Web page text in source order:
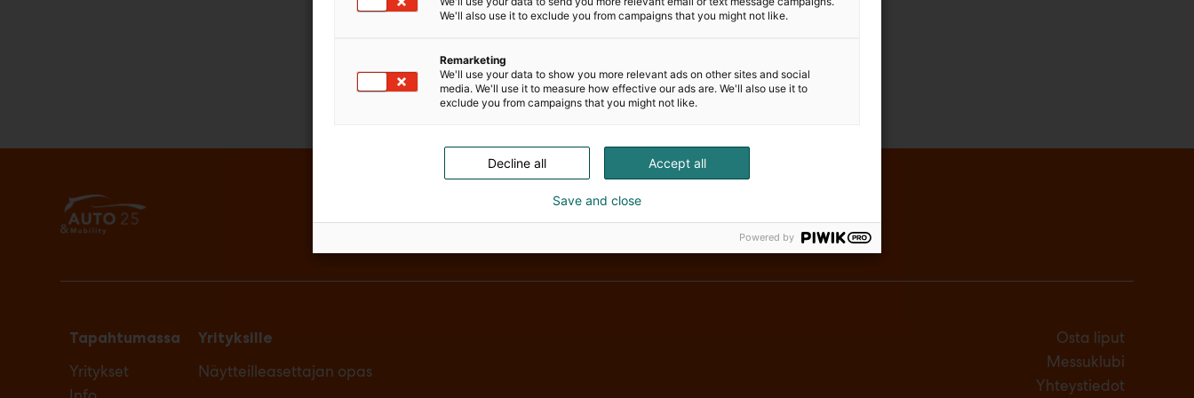
Tapahtumassa
Yritykset
Yrityksille
Näytteilleasettajan opas
Osta liput
Messuklubi
Yhteystiedot
We'll also use it to exclude you from campaigns that you might not like.
Remarketing
We'll use your data to show you more relevant ads on other sites and social
media. We'll use it to measure how effective our ads are. We'll also use it to
exclude you from campaigns that you might not like.
Accept all
Decline all
Save and close
Powered by